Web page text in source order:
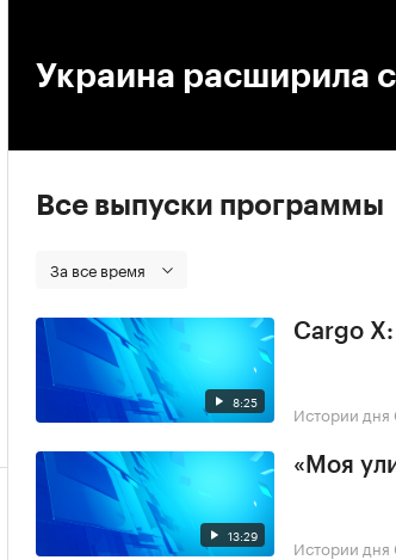
Украина расширила
Все выпуски программы
За все время
8:25
Cargo
Истории дня
13:29
«Моя
Истории дня